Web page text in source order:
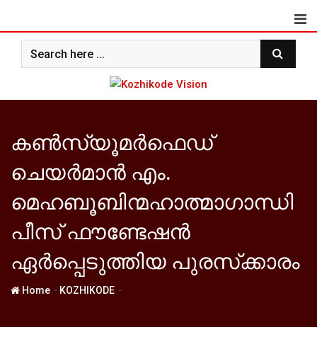
content
കണ്‍സ്യൂമര്‍ഫെഡ്
ചെയര്‍മാന്‍ എം.
മെഹബൂബിന്മഹാത്മാഗാന്ധി
പീസ് ഫൗണ്ടേഷന്‍
ഏര്‍പ്പെടുത്തിയ പുരസ്‌ക്കാരം
Home - KOZHIKODE -